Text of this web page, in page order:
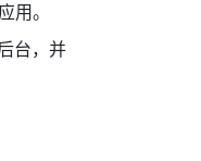
用。
台，并